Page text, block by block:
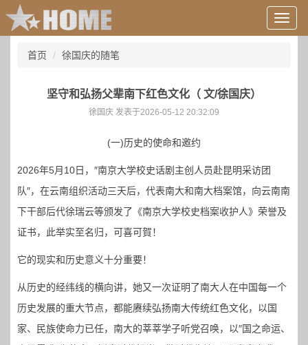
用
户
首页 徐国庆的随笔
坚守和弘扬父辈南下红色文化（ 文/徐国庆）
徐国庆 发表于2026-05-12 20:32:09
(一)历史的使命和邀约
2026年5月10日，″南京大学校史话剧主创人员赴昆明采访团
队″，在云南组织活动三天后，代表南大和南大档案馆，向云南南
下干部后代徐瑞云等颁发了《南京大学校史档案收护人》荣誉及
证书，此举实至名归，可喜可賀！
它的现实和历史意义十分重要！
从历史的经纬线的横向讲，她又一次证明了南大人在中国每一个
历史发展的重大节点，都能赓续弘扬南大传统红色文化，以国
家、民族使命力已任，南大的莘莘学子听党召唤，以″国之命运、